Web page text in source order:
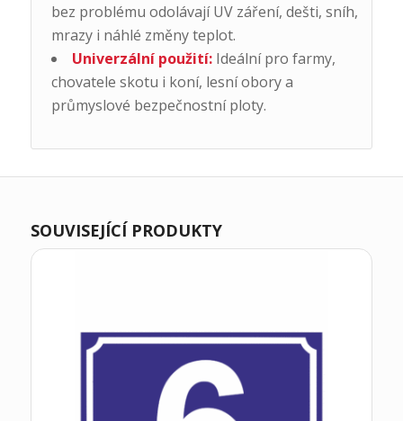
bez problému odolávají UV záření, dešti, sníh,
mrazy i náhlé změny teplot.
Univerzální použití:Ideální pro farmy,
chovatele skotu i koní, lesní obory a
průmyslové bezpečnostní ploty.
SOUVISEJÍCÍ PRODUKTY